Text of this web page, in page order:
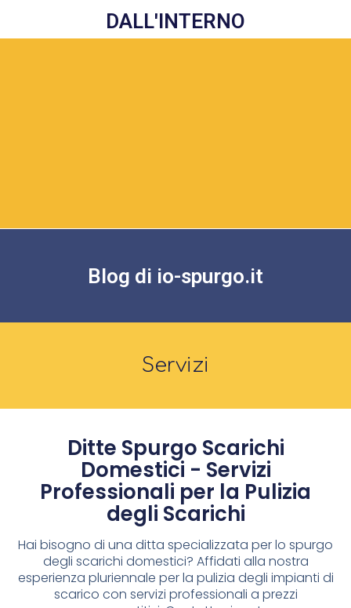
DALL'INTERNO
Blog di io-spurgo.it
Servizi
Ditte Spurgo Scarichi
Domestici - Servizi
Professionali per la Pulizia
degli Scarichi
Hai bisogno di una ditta specializzata per lo spurgo
degli scarichi domestici? Affidati alla nostra
esperienza pluriennale per la pulizia degli impianti di
scarico con servizi professionali a prezzi